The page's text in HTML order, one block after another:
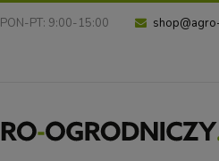
PON-PT: 9:00-15:00